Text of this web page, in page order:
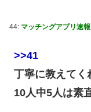
44: マッチングアプリ速報
>>41
丁寧に教えてく
10人中5人は素